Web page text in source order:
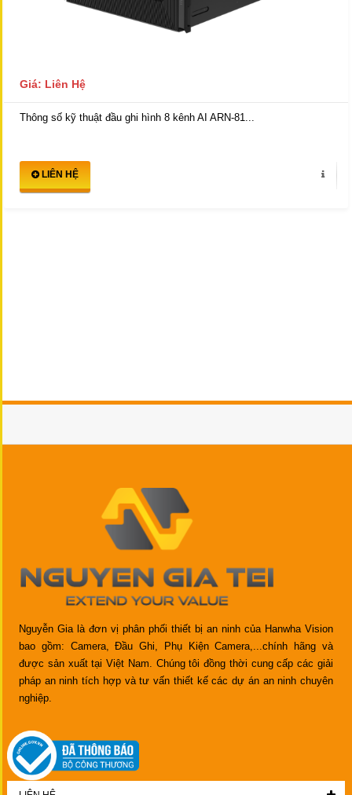
Giá: Liên Hệ
Thông số kỹ thuật đầu ghi hình 8 kênh AI ARN-81...
LIÊN HỆ
Nguyễn Gia là đơn vị phân phối thiết bị an ninh của Hanwha Vision
bao gồm: Camera, Đầu Ghi, Phụ Kiện Camera,...chính hãng và
được sản xuất tại Việt Nam. Chúng tôi đồng thời cung cấp các giải
pháp an ninh tích hợp và tư vấn thiết kế các dự án an ninh chuyên
nghiệp.